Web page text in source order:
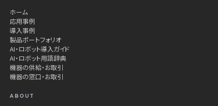
ホーム
応用事例
導入事例
製品ポートフォリオ
AI・ロボット導入ガイド
AI・ロボット用語辞典
機器の供給・お取引
機器の窓口・お取引
ABOUT